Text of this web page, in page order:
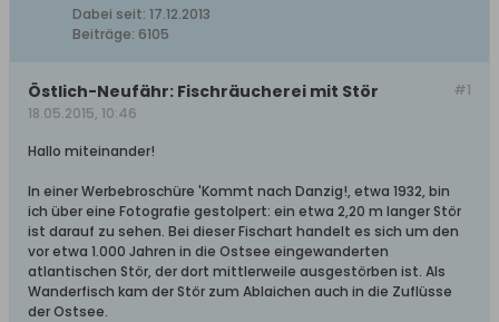
Dabei seit: 17.12.2013
Beiträge: 6105
#1
Östlich-Neufähr: Fischräucherei mit Stör
18.05.2015, 10:46
Hallo miteinander!
In einer Werbebroschüre 'Kommt nach Danzig!, etwa 1932, bin
ich über eine Fotografie gestolpert: ein etwa 2,20 m langer Stör
ist darauf zu sehen. Bei dieser Fischart handelt es sich um den
vor etwa 1.000 Jahren in die Ostsee eingewanderten
atlantischen Stör, der dort mittlerweile ausgestörben ist. Als
Wanderfisch kam der Stör zum Ablaichen auch in die Zuflüsse
der Ostsee.